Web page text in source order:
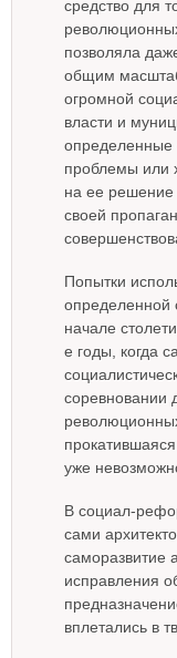
средство для
позволяла
общим
огромной
власти и
определенные
проблемы или
на ее решение
своей
Попытки
определенной
начале
е годы, когда
соревновании
уже
В социал-
сами
саморазвитие
исправления
вплетались в